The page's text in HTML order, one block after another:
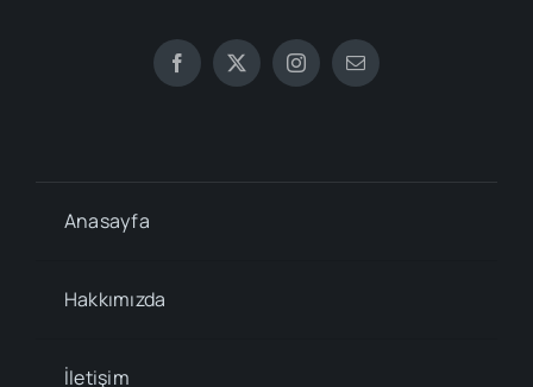
Anasayfa
Hakkımızda
İletişim